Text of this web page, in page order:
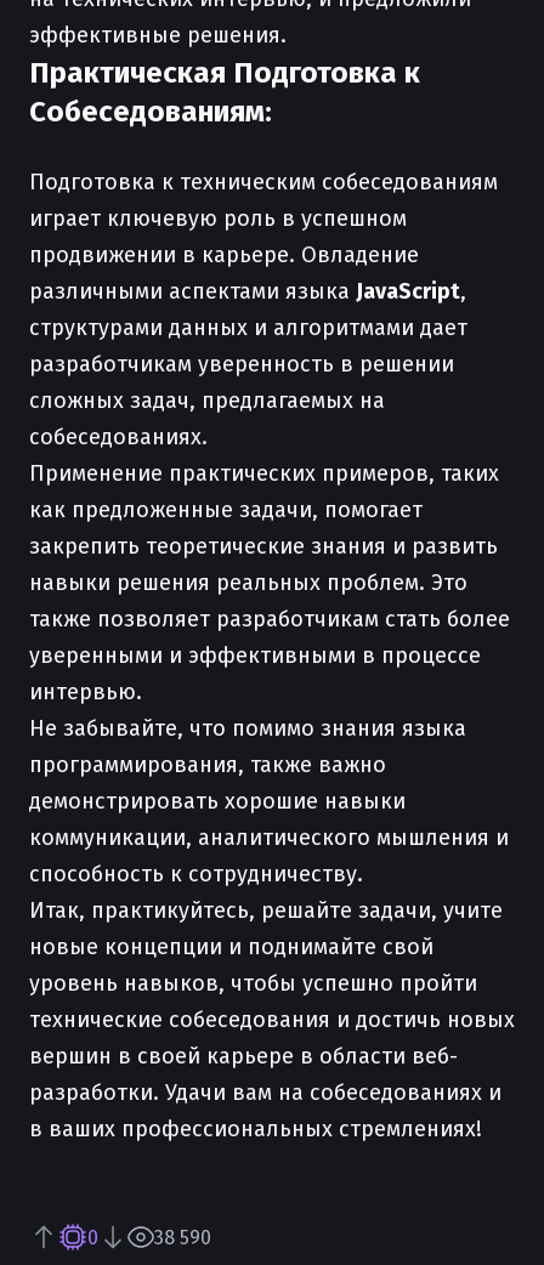
эффективные решения.
Практическая Подготовка к
Собеседованиям:
Подготовка к техническим собеседованиям
играет ключевую роль в успешном
продвижении в карьере. Овладение
различными аспектами языка JavaScript,
структурами данных и алгоритмами дает
разработчикам уверенность в решении
сложных задач, предлагаемых на
собеседованиях.
Применение практических примеров, таких
как предложенные задачи, помогает
закрепить теоретические знания и развить
навыки решения реальных проблем. Это
также позволяет разработчикам стать более
уверенными и эффективными в процессе
интервью.
Не забывайте, что помимо знания языка
программирования, также важно
демонстрировать хорошие навыки
коммуникации, аналитического мышления и
способность к сотрудничеству.
Итак, практикуйтесь, решайте задачи, учите
новые концепции и поднимайте свой
уровень навыков, чтобы успешно пройти
технические собеседования и достичь новых
вершин в своей карьере в области веб-
разработки. Удачи вам на собеседованиях и
в ваших профессиональных стремлениях!
0 38 590